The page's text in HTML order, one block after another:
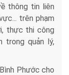
thông tin liên
trên phạm
thực thi công
trong quản lý,
Phước cho